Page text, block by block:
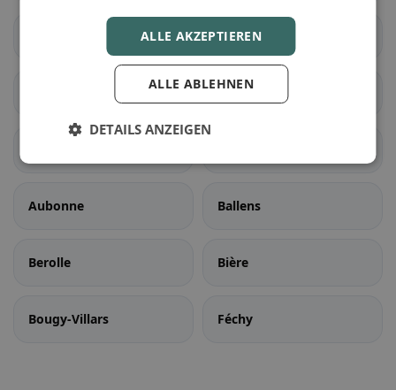
Ormont-Dessus
Roche (VD)
Aubonne Ballens
Berolle Bière
Bougy-Villars Féchy
ALLE AKZEPTIEREN
ALLE ABLEHNEN
DETAILS ANZEIGEN